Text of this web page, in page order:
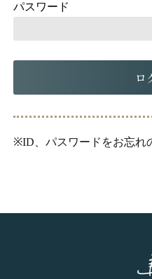
パスワード
ロ
※ID、パスワードをお忘れ